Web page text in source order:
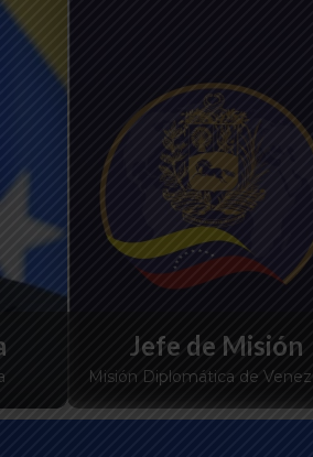
Jefe de Misión
Misión Diplomática de